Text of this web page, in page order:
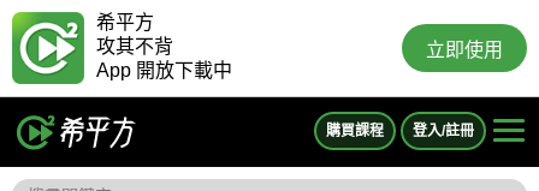
希平方
攻其不背
App 開放下載中
立即使用
購買課程 登入/註冊